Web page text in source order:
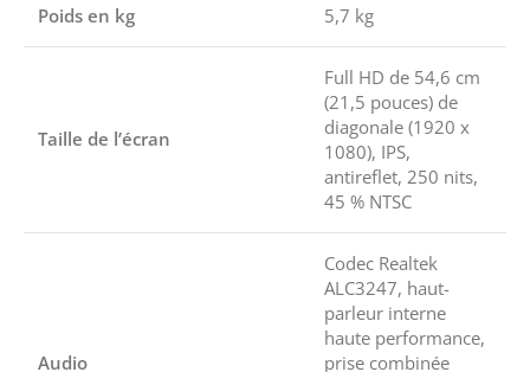
Poids en kg 5,7 kg
Taille de l’écran
Full HD de 54,6 cm
(21,5 pouces) de
diagonale (1920 x
1080), IPS,
antireflet, 250 nits,
45 % NTSC
Audio
Codec Realtek
ALC3247, haut-
parleur interne
haute performance,
prise combinée